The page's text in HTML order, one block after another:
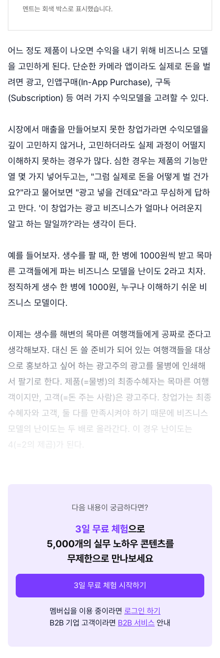
멘트는 회색 박스로 표시했습니다.
어느 정도 제품이 나오면 수익을 내기 위해 비즈니스 모델
을 고민하게 된다. 단순한 카메라 앱이라도 실제로 돈을 벌
려면 광고, 인앱구매(In-App Purchase), 구독
(Subscription) 등 여러 가지 수익모델을 고려할 수 있다.
시장에서 매출을 만들어보지 못한 창업가라면 수익모델을
깊이 고민하지 않거나, 고민하더라도 실제 과정이 어떨지
이해하지 못하는 경우가 많다. 심한 경우는 제품의 기능만
열 몇 가지 넣어두고는, "그럼 실제로 돈을 어떻게 벌 건가
요?"라고 물어보면 "광고 넣을 건데요"라고 무심하게 답하
고 만다. '이 창업가는 광고 비즈니스가 얼마나 어려운지
알고 하는 말일까?'라는 생각이 든다.
예를 들어보자. 생수를 팔 때, 한 병에 1000원씩 받고 목마
른 고객들에게 파는 비즈니스 모델을 난이도 2라고 치자.
정직하게 생수 한 병에 1000원, 누구나 이해하기 쉬운 비
즈니스 모델이다.
이제는 생수를 해변의 목마른 여행객들에게 공짜로 준다고
생각해보자. 대신 돈 쓸 준비가 되어 있는 여행객들을 대상
으로 홍보하고 싶어 하는 광고주의 광고를 물병에 인쇄해
서 팔기로 한다. 제품(=물병)의 최종수혜자는 목마른 여행
객이지만, 고객(=돈 주는 사람)은 광고주다. 창업가는 최종
수혜자와 고객, 둘 다를 만족시켜야 하기 때문에 비즈니스
모델의 난이도는 두 배로 올라간다. 이 경우 난이도는
4(=2의 제곱)가 된다.
다음 내용이 궁금하다면?
3일 무료 체험으로
5,000개의 실무 노하우 콘텐츠를
무제한으로 만나보세요
3일 무료 체험 시작하기
멤버십을 이용 중이라면 로그인 하기
B2B 기업 고객이라면 B2B 서비스 안내